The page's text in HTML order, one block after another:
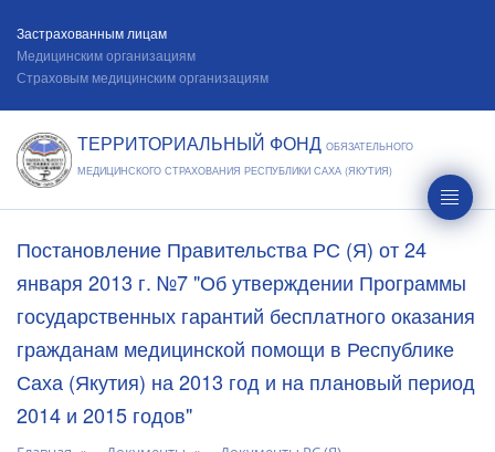
Застрахованным лицам
Медицинским организациям
Страховым медицинским организациям
ТЕРРИТОРИАЛЬНЫЙ ФОНД ОБЯЗАТЕЛЬНОГО
МЕДИЦИНСКОГО СТРАХОВАНИЯ РЕСПУБЛИКИ САХА (ЯКУТИЯ)
Постановление Правительства РС (Я) от 24
января 2013 г. №7 "Об утверждении Программы
государственных гарантий бесплатного оказания
гражданам медицинской помощи в Республике
Саха (Якутия) на 2013 год и на плановый период
2014 и 2015 годов"